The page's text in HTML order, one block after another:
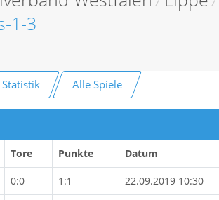
1-3
Statistik Alle Spiele
Tore Punkte Datum
0:0 1:1 22.09.2019 10:30